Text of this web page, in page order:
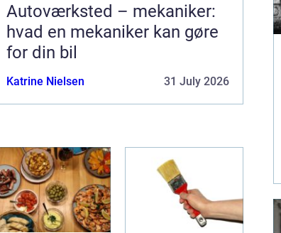
Autoværksted – mekaniker:
hvad en mekaniker kan gøre
for din bil
Katrine Nielsen 31 July 2026